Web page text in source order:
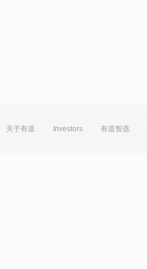
关于有道 Investors 有道智选